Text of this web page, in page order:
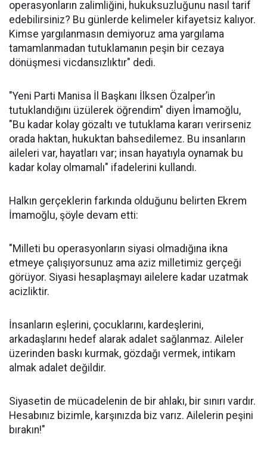
operasyonların zalimliğini, hukuksuzluğunu nasıl tarif
edebilirsiniz? Bu günlerde kelimeler kifayetsiz kalıyor.
Kimse yargılanmasın demiyoruz ama yargılama
tamamlanmadan tutuklamanın peşin bir cezaya
dönüşmesi vicdansızlıktır" dedi.
"Yeni Parti Manisa İl Başkanı İlksen Özalper’in
tutuklandığını üzülerek öğrendim" diyen İmamoğlu,
"Bu kadar kolay gözaltı ve tutuklama kararı verirseniz
orada haktan, hukuktan bahsedilemez. Bu insanların
aileleri var, hayatları var; insan hayatıyla oynamak bu
kadar kolay olmamalı" ifadelerini kullandı.
Halkın gerçeklerin farkında olduğunu belirten Ekrem
İmamoğlu, şöyle devam etti:
"Milleti bu operasyonların siyasi olmadığına ikna
etmeye çalışıyorsunuz ama aziz milletimiz gerçeği
görüyor. Siyasi hesaplaşmayı ailelere kadar uzatmak
acizliktir.
İnsanların eşlerini, çocuklarını, kardeşlerini,
arkadaşlarını hedef alarak adalet sağlanmaz. Aileler
üzerinden baskı kurmak, gözdağı vermek, intikam
almak adalet değildir.
Siyasetin de mücadelenin de bir ahlakı, bir sınırı vardır.
Hesabınız bizimle, karşınızda biz varız. Ailelerin peşini
bırakın!"